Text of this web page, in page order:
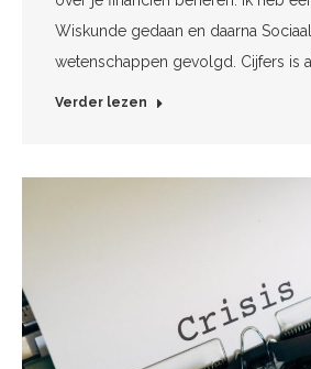
Wiskunde gedaan en daarna
wetenschappen gevolgd. Cijfers is
Verder lezen